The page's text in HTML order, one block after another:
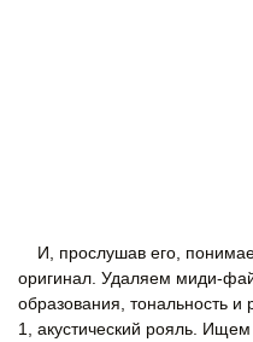
И, прослушав его,
оригинал. Удаляем миди-
образования, тональность
1, акустический рояль.